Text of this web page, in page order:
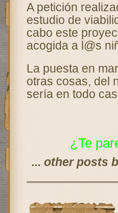
A petición
estudio de
cabo este
acogida a l@s
La puesta en
otras cosas, del
sería en todo
¿Te
... other posts